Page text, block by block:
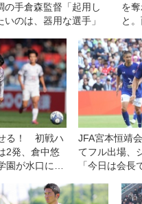
の手倉森監督「起用し
いのは、器用な選手」
を
と
信
る！ 初戦ハ
2発、倉中悠
が水口に４
JFA宮本恒靖
てフル出場、
「今日は会長